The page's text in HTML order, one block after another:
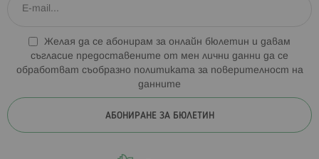
Желая да се абонирам за онлайн бюлетин и давам
съгласие предоставените от мен лични данни да се
обработват съобразно политиката за поверителност на
данните
АБОНИРАНЕ ЗА БЮЛЕТИН